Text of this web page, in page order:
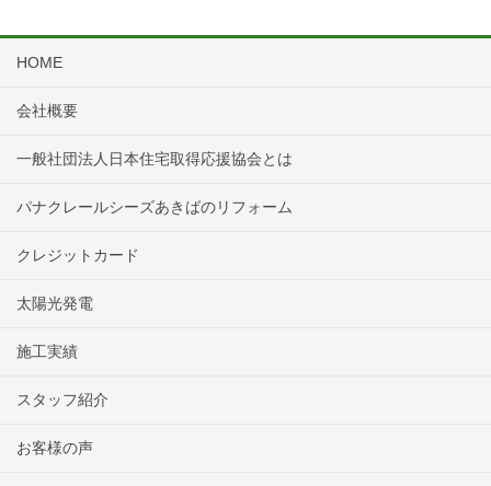
HOME
会社概要
一般社団法人日本住宅取得応援協会とは
パナクレールシーズあきばのリフォーム
クレジットカード
太陽光発電
施工実績
スタッフ紹介
お客様の声